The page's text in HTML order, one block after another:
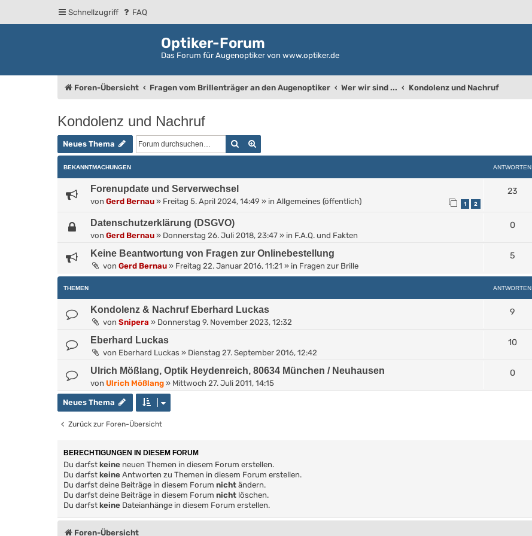
Schnellzugriff FAQ
Optiker-Forum
Das Forum für Augenoptiker von www.optiker.de
Foren-Übersicht Fragen vom Brillenträger an den Augenoptiker Wer wir sind ... Kondolenz und Nachruf
Kondolenz und Nachruf
Neues Thema Suche
BEKANNTMACHUNGEN ANTWORTEN
Forenupdate und Serverwechsel
von Gerd Bernau » Freitag 5. April 2024, 14:49 » in Allgemeines (öffentlich) 1 2
23
Datenschutzerklärung (DSGVO)
von Gerd Bernau » Donnerstag 26. Juli 2018, 23:47 » in F.A.Q. und Fakten
0
Keine Beantwortung von Fragen zur Onlinebestellung
von Gerd Bernau » Freitag 22. Januar 2016, 11:21 » in Fragen zur Brille
5
THEMEN ANTWORTEN
Kondolenz & Nachruf Eberhard Luckas
von Snipera » Donnerstag 9. November 2023, 12:32
9
Eberhard Luckas
von Eberhard Luckas » Dienstag 27. September 2016, 12:42
10
Ulrich Mößlang, Optik Heydenreich, 80634 München / Neuhausen
von Ulrich Mößlang » Mittwoch 27. Juli 2011, 14:15
0
Neues Thema
Zurück zur Foren-Übersicht
BERECHTIGUNGEN IN DIESEM FORUM
Du darfst keine neuen Themen in diesem Forum erstellen.
Du darfst keine Antworten zu Themen in diesem Forum erstellen.
Du darfst deine Beiträge in diesem Forum nicht ändern.
Du darfst deine Beiträge in diesem Forum nicht löschen.
Du darfst keine Dateianhänge in diesem Forum erstellen.
Foren-Übersicht